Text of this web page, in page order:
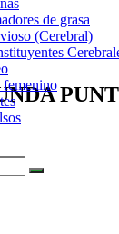
de grasa
(Cerebral)
femenino